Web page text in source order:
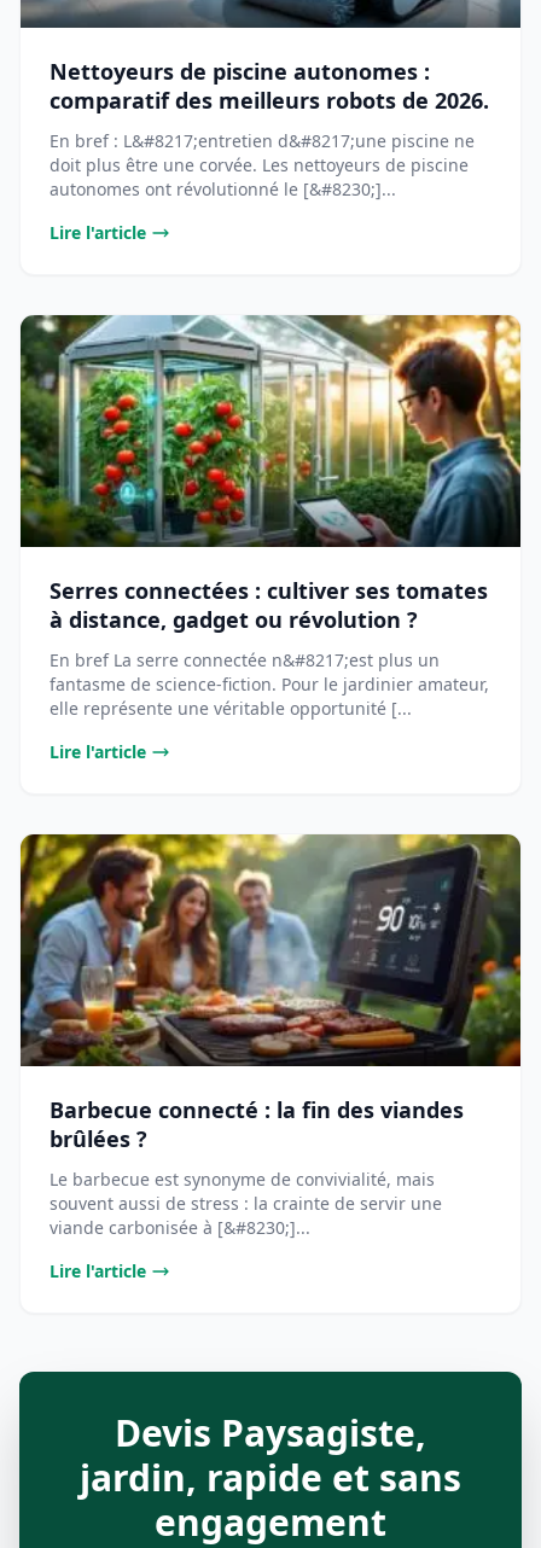
Nettoyeurs de piscine autonomes :
comparatif des meilleurs robots de 2026.
En bref : L&#8217;entretien d&#8217;une piscine ne
doit plus être une corvée. Les nettoyeurs de piscine
autonomes ont révolutionné le [&#8230;]...
Lire l'article
Serres connectées : cultiver ses tomates
à distance, gadget ou révolution ?
En bref La serre connectée n&#8217;est plus un
fantasme de science-fiction. Pour le jardinier amateur,
elle représente une véritable opportunité [...
Lire l'article
Barbecue connecté : la fin des viandes
brûlées ?
Le barbecue est synonyme de convivialité, mais
souvent aussi de stress : la crainte de servir une
viande carbonisée à [&#8230;]...
Lire l'article
Devis Paysagiste,
jardin, rapide et sans
engagement